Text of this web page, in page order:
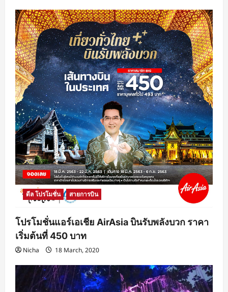
ดีล โปรโมชั่น สายการบิน
โปรโมชั่นแอร์เอเชีย AirAsia บินรับพลังบวก ราคา
เริ่มต้นที่ 450 บาท
Nicha 18 March, 2020